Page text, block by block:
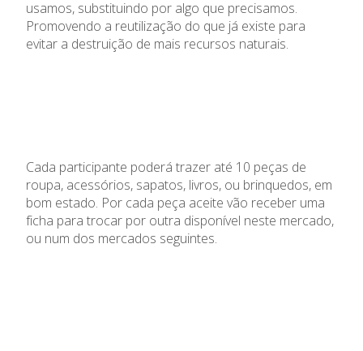
usamos, substituindo por algo que precisamos.
Promovendo a reutilização do que já existe para
evitar a destruição de mais recursos naturais.
Cada participante poderá trazer até 10 peças de
roupa, acessórios, sapatos, livros, ou brinquedos, em
bom estado. Por cada peça aceite vão receber uma
ficha para trocar por outra disponível neste mercado,
ou num dos mercados seguintes.